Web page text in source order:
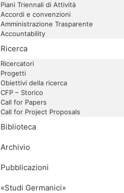
Piani Triennali di Attività
Accordi e convenzioni
Amministrazione Trasparente
Accountability
Ricerca
Ricercatori
Progetti
Obiettivi della ricerca
CFP – Storico
Call for Papers
Call for Project Proposals
Biblioteca
Archivio
Pubblicazioni
«Studi Germanici»